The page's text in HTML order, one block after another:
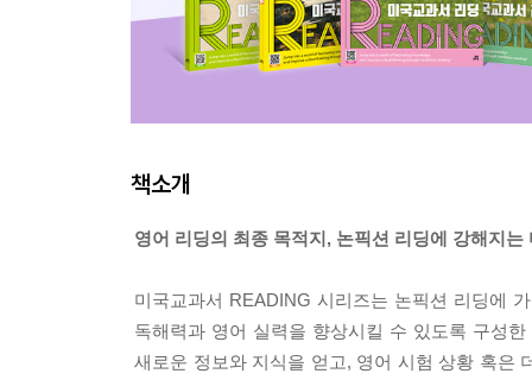
책소개
영어 리딩의 최종 목적지, 논픽션 리딩에 강해지
미국교과서 READING 시리즈는 논픽션 리딩에
독해력과 영어 실력을 향상시킬 수 있도록 구성
새로운 정보와 지식을 얻고, 영어 시험 상황 혹은